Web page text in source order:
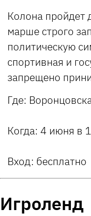
Колона пройдет
марше строго
политическую
спортивная и
запрещено
Где:
Когда: 4 июня в
Вход: бесплатно
Игроленд